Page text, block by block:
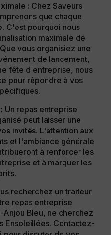
: Chez Saveurs
que chaque
C'est pourquoi nous
maximale de
vous organisiez une
de lancement,
fête d'entreprise, nous
pour répondre à vos
Un repas entreprise
peut laisser une
invités. L'attention aux
et l'ambiance générale
à renforcer les
et à marquer les
recherchez un traiteur
repas entreprise
Bleu, ne cherchez
Ensoleillées. Contactez-